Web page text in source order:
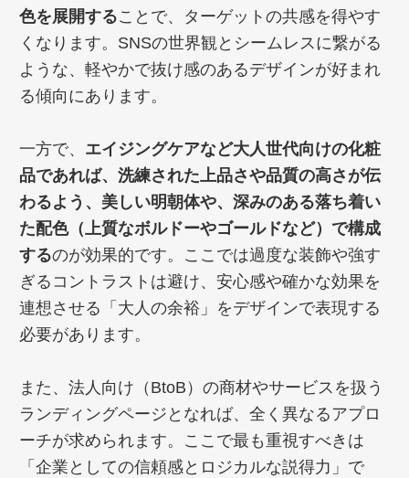
色を展開することで、ターゲットの共感を得やす
くなります。SNSの世界観とシームレスに繋がる
ような、軽やかで抜け感のあるデザインが好まれ
る傾向にあります。
一方で、 エイジングケアなど大人世代向けの化粧
品であれば、洗練された上品さや品質の高さが伝
わるよう、美しい明朝体や、深みのある落ち着い
た配色（上質なボルドーやゴールドなど）で構成
するのが効果的です。ここでは過度な装飾や強す
ぎるコントラストは避け、安心感や確かな効果を
連想させる「大人の余裕」をデザインで表現する
必要があります。
また、法人向け（BtoB）の商材やサービスを扱う
ランディングページとなれば、全く異なるアプロ
ーチが求められます。ここで最も重視すべきは
「企業としての信頼感とロジカルな説得力」で